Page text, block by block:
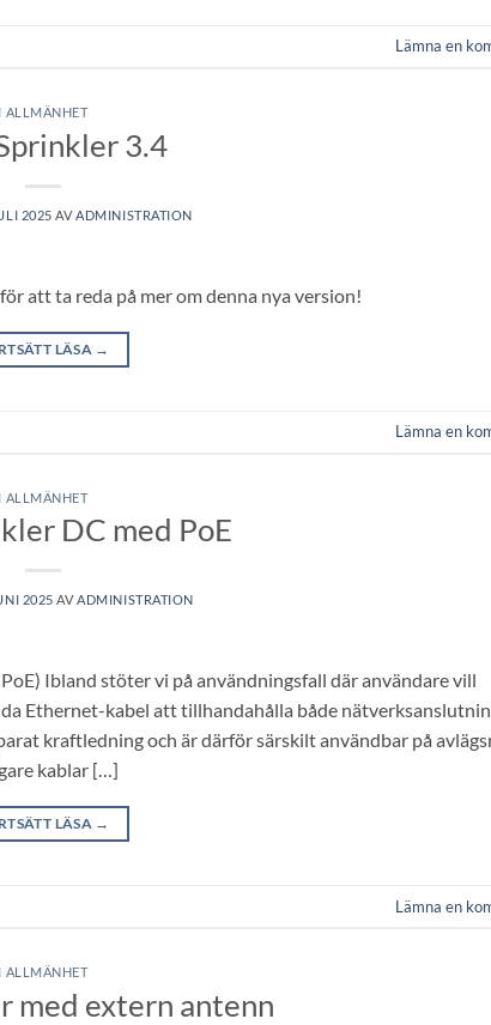
Lämna en
I ALLMÄNHET
3.4
2025 AVADMINISTRATION
att ta reda på mer om denna nya version!
LÄSA →
Lämna en
I ALLMÄNHET
DC med PoE
2025 AVADMINISTRATION
Ibland stöter vi på användningsfall där användare vill
Ethernet-kabel att tillhandahålla både
kraftledning och är därför särskilt användbar på
kablar […]
LÄSA →
Lämna en
I ALLMÄNHET
med extern antenn